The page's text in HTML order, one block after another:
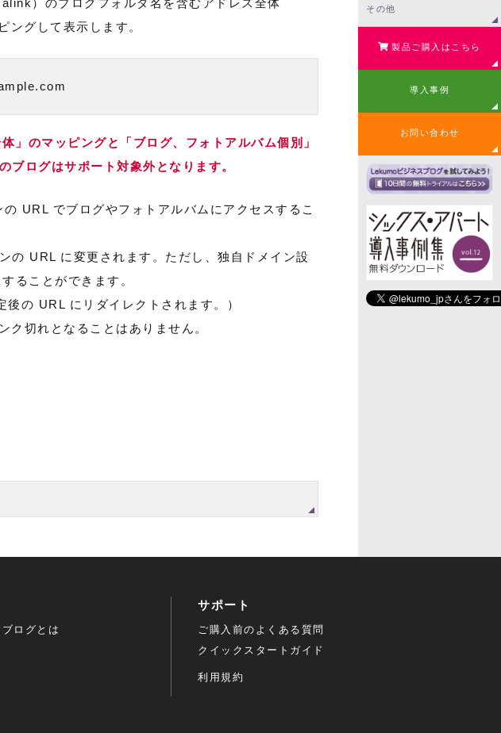
）のブログフォルダ名を含むアドレス全体
グして表示します。
のマッピングと「ブログ、フォトアルバム個別」
ブログはサポート対象外となります。
URL でブログやフォトアルバムにアクセスするこ
の URL に変更されます。ただし、独自ドメイン設
ることができます。
の URL にリダイレクトされます。）
切れとなることはありません。
その他
製品ご購入はこちら
導入事例
お問い合わせ
ログとは
サポート
ご購入前のよくある質問
クイックスタートガイド
利用規約